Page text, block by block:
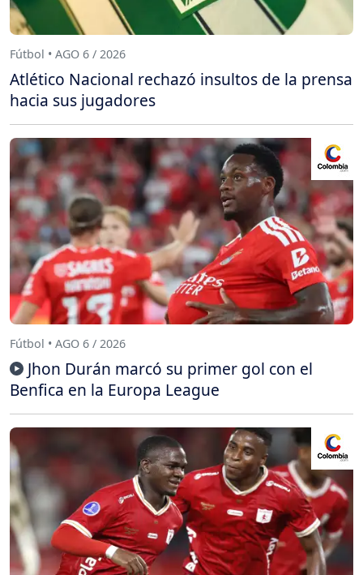
Fútbol • AGO 6 / 2026
Atlético Nacional rechazó insultos de la prensa
hacia sus jugadores
Fútbol • AGO 6 / 2026
Jhon Durán marcó su primer gol con el
Benfica en la Europa League